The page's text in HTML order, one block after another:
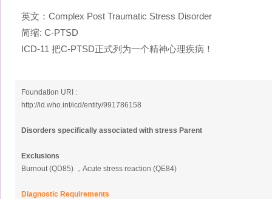
英文：Complex Post Traumatic Stress Disorder
简缩: C-PTSD
ICD-11 把C-PTSD正式列为一个精神心理疾病！
Foundation URI :
http://id.who.int/icd/entity/991786158
Disorders specifically associated with stress Parent
Exclusions
Burnout (QD85) ，Acute stress reaction (QE84)
Diagnostic Requirements